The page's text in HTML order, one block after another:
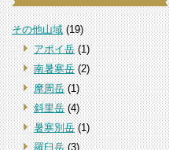
その他山域(19)
アポイ岳(1)
南暑寒岳(2)
摩周岳(1)
斜里岳(4)
暑寒別岳(1)
羅臼岳(3)